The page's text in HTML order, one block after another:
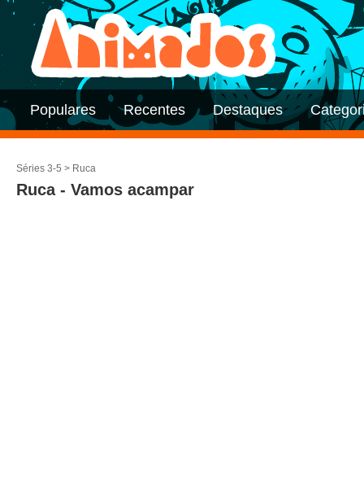
Populares Recentes Destaques
Séries 3-5 > Ruca
Ruca - Vamos acampar